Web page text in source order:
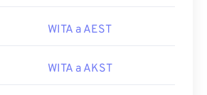
WITA a AEST
WITA a AKST